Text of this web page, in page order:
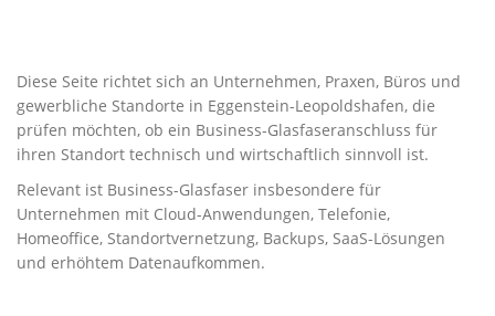
Diese Seite richtet sich an Unternehmen, Praxen, Büros und
gewerbliche Standorte in Eggenstein-Leopoldshafen, die
prüfen möchten, ob ein Business-Glasfaseranschluss für
ihren Standort technisch und wirtschaftlich sinnvoll ist.
Relevant ist Business-Glasfaser insbesondere für
Unternehmen mit Cloud-Anwendungen, Telefonie,
Homeoffice, Standortvernetzung, Backups, SaaS-Lösungen
und erhöhtem Datenaufkommen.